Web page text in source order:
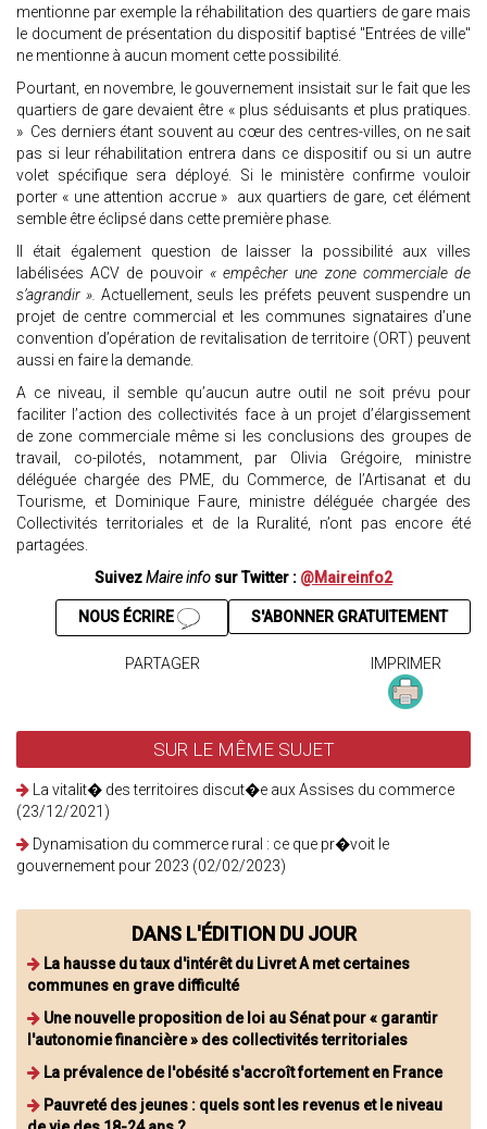
mentionne par exemple la réhabilitation des quartiers de gare mais
le document de présentation du dispositif baptisé "Entrées de ville"
ne mentionne à aucun moment cette possibilité.
Pourtant, en novembre, le gouvernement insistait sur le fait que les
quartiers de gare devaient être « plus séduisants et plus pratiques.
» Ces derniers étant souvent au cœur des centres-villes, on ne sait
pas si leur réhabilitation entrera dans ce dispositif ou si un autre
volet spécifique sera déployé. Si le ministère confirme vouloir
porter « une attention accrue » aux quartiers de gare, cet élément
semble être éclipsé dans cette première phase.
Il était également question de laisser la possibilité aux villes
labélisées ACV de pouvoir « empêcher une zone commerciale de
s’agrandir ». Actuellement, seuls les préfets peuvent suspendre un
projet de centre commercial et les communes signataires d’une
convention d’opération de revitalisation de territoire (ORT) peuvent
aussi en faire la demande.
A ce niveau, il semble qu’aucun autre outil ne soit prévu pour
faciliter l’action des collectivités face à un projet d’élargissement
de zone commerciale même si les conclusions des groupes de
travail, co-pilotés, notamment, par Olivia Grégoire, ministre
déléguée chargée des PME, du Commerce, de l’Artisanat et du
Tourisme, et Dominique Faure, ministre déléguée chargée des
Collectivités territoriales et de la Ruralité, n’ont pas encore été
partagées.
SuivezMaire info sur Twitter : @Maireinfo2
S'ABONNER GRATUITEMENT
NOUS ÉCRIRE
PARTAGER IMPRIMER
SUR LE MÊME SUJET
La vitalit� des territoires discut�e aux Assises du commerce
(23/12/2021)
Dynamisation du commerce rural : ce que pr�voit le
gouvernement pour 2023 (02/02/2023)
DANS L'ÉDITION DU JOUR
La hausse du taux d'intérêt du Livret A met certaines
communes en grave difficulté
Une nouvelle proposition de loi au Sénat pour « garantir
l'autonomie financière » des collectivités territoriales
La prévalence de l'obésité s'accroît fortement en France
Pauvreté des jeunes : quels sont les revenus et le niveau